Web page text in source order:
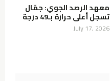
معهد الرصد الجوي: جمّال
تسجل أعلى حرارة بـ49 درجة
July 17, 2026